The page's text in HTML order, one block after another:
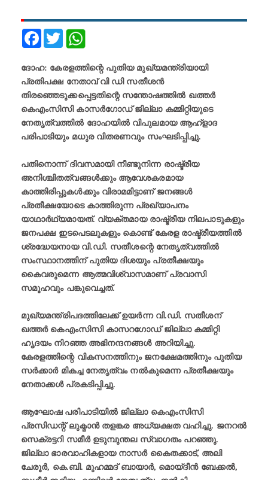
FacebookTwitter
ദോഹ: കേരളത്തിന്റെ പുതിയ മുഖ്യമന്ത്രിയായി
പ്രതിപക്ഷ നേതാവ് വി ഡി സതീശൻ
തിരഞ്ഞെടുക്കപ്പെട്ടതിന്റെ സന്തോഷത്തിൽ ഖത്തർ
കെഎംസിസി കാസർഗോഡ് ജില്ലാ കമ്മിറ്റിയുടെ
നേതൃത്വത്തിൽ ദോഹയിൽ വിപുലമായ ആഹ്ളാദ
പരിപാടിയും മധുര വിതരണവും സംഘടിപ്പിച്ചു.
പതിനൊന്ന് ദിവസമായി നീണ്ടുനിന്ന രാഷ്ട്രീയ
അനിശ്ചിതത്വങ്ങൾക്കും ആവേശകരമായ
കാത്തിരിപ്പുകൾക്കും വിരാമമിട്ടാണ് ജനങ്ങൾ
പ്രതീക്ഷയോടെ കാത്തിരുന്ന പ്രഖ്യാപനം
യാഥാർഥ്യമായത്. വ്യക്തമായ രാഷ്ട്രീയ നിലപാടുകളും
ജനപക്ഷ ഇടപെടലുകളും കൊണ്ട് കേരള രാഷ്ട്രീയത്തിൽ
ശ്രദ്ധേയനായ വി.ഡി. സതീശന്റെ നേതൃത്വത്തിൽ
സംസ്ഥാനത്തിന് പുതിയ ദിശയും പ്രതീക്ഷയും
കൈവരുമെന്ന ആത്മവിശ്വാസമാണ് പ്രവാസി
സമൂഹവും പങ്കുവെച്ചത്.
മുഖ്യമന്ത്രിപദത്തിലേക്ക് ഉയർന്ന വി.ഡി. സതീശന്
ഖത്തർ കെഎംസിസി കാസറഗോഡ് ജില്ലാ കമ്മിറ്റി
ഹൃദയം നിറഞ്ഞ അഭിനന്ദനങ്ങൾ അറിയിച്ചു.
കേരളത്തിന്റെ വികസനത്തിനും ജനക്ഷേമത്തിനും പുതിയ
സർക്കാർ മികച്ച നേതൃത്വം നൽകുമെന്ന പ്രതീക്ഷയും
നേതാക്കൾ പ്രകടിപ്പിച്ചു.
ആഘോഷ പരിപാടിയിൽ ജില്ലാ കെഎംസിസി
പ്രസിഡന്റ് ലുക്മാൻ തളങ്കര അധ്യക്ഷത വഹിച്ചു. ജനറൽ
സെക്രട്ടറി സമീർ ഉടുമ്പുന്തല സ്വാഗതം പറഞ്ഞു.
ജില്ലാ ഭാരവാഹികളായ നാസർ കൈതക്കാട്, അലി
ചേരൂർ, കെ.ബി. മുഹമ്മദ് ബായാർ, മൊയ്ദീൻ ബേക്കൽ,